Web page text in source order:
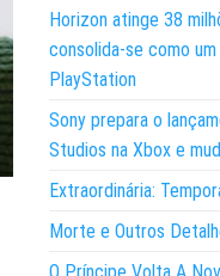
Horizon atinge 38
consolida-se como
PlayStation
Sony prepara o
Studios na Xbox e
Extraordinária:
Morte e Outros